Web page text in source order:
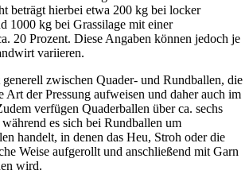
beträgt hierbei etwa 200 kg bei locker
1000 kg bei Grassilage mit einer
20 Prozent. Diese Angaben können jedoch je
variieren.
generell zwischen Quader- und Rundballen, die
Art der Pressung aufweisen und daher auch im
verfügen Quaderballen über ca. sechs
es sich bei Rundballen um
handelt, in denen das Heu, Stroh oder die
Weise aufgerollt und anschließend mit Garn
wird.